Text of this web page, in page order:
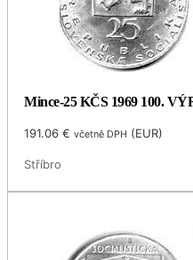
Mince-25 KČS 1969 100.
191.06€ včetně DPH (EUR)
Stříbro